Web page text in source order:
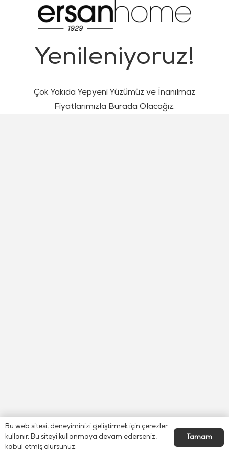
Yenileniyoruz!
Çok Yakıda Yepyeni Yüzümüz ve İnanılmaz
Fiyatlarımızla Burada Olacağız.
Bu web sitesi, deneyiminizi geliştirmek için çerezler
kullanır. Bu siteyi kullanmaya devam ederseniz,
kabul etmiş olursunuz.
Tamam